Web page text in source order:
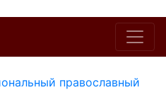
православный